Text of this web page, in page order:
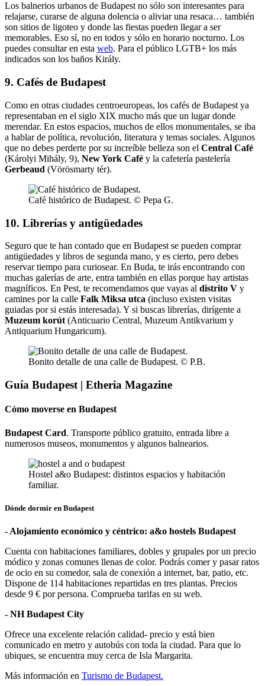
Los balnerios urbanos de Budapest no sólo son interesantes para
relajarse, curarse de alguna dolencia o aliviar una resaca… también
son sitios de ligoteo y donde las fiestas pueden llegar a ser
memorables. Eso sí, no en todos y sólo en horario nocturno. Los
puedes consultar en esta web. Para el público LGTB+ los más
indicados son los baños Király.
9. Cafés de Budapest
Como en otras ciudades centroeuropeas, los cafés de Budapest ya
representaban en el siglo XIX mucho más que un lugar donde
merendar. En estos espacios, muchos de ellos monumentales, se iba
a hablar de política, revolución, literatura y temas sociales. Algunos
que no debes perderte por su increíble belleza son el Central Café
(Károlyi Mihály, 9), New York Café y la cafetería pastelería
Gerbeaud (Vörösmarty tér).
Café histórico de Budapest. © Pepa G.
10. Librerías y antigüedades
Seguro que te han contado que en Budapest se pueden comprar
antigüedades y libros de segunda mano, y es cierto, pero debes
reservar tiempo para curiosear. En Buda, te irás encontrando con
muchas galerías de arte, entra también en ellas porque hay artistas
magníficos. En Pest, te recomendamos que vayas al distrito V y
camines por la calle Falk Miksa utca (incluso existen visitas
guiadas por si estás interesada). Y si buscas librerías, dirígente a
Muzeum korút (Anticuario Central, Muzeum Antikvarium y
Antiquarium Hungaricum).
Bonito detalle de una calle de Budapest. © P.B.
Guía Budapest | Etheria Magazine
Cómo moverse en Budapest
Budapest Card. Transporte público gratuito, entrada libre a
numerosos museos, monumentos y algunos balnearios.
Hostel a&o Budapest: distintos espacios y habitación
familiar.
Dónde dormir en Budapest
- Alojamiento económico y céntrico: a&o hostels Budapest
Cuenta con habitaciones familiares, dobles y grupales por un precio
módico y zonas comunes llenas de color. Podrás comer y pasar ratos
de ocio en su comedor, sala de conexión a internet, bar, patio, etc.
Dispone de 114 habitaciones repartidas en tres plantas. Precios
desde 9 € por persona. Comprueba tarifas en su web.
- NH Budapest City
Ofrece una excelente relación calidad- precio y está bien
comunicado en metro y autobús con toda la ciudad. Para que lo
ubiques, se encuentra muy cerca de Isla Margarita.
Más información en Turismo de Budapest.